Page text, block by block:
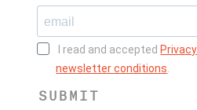
I read and accepted
newsletter conditions
SUBMIT